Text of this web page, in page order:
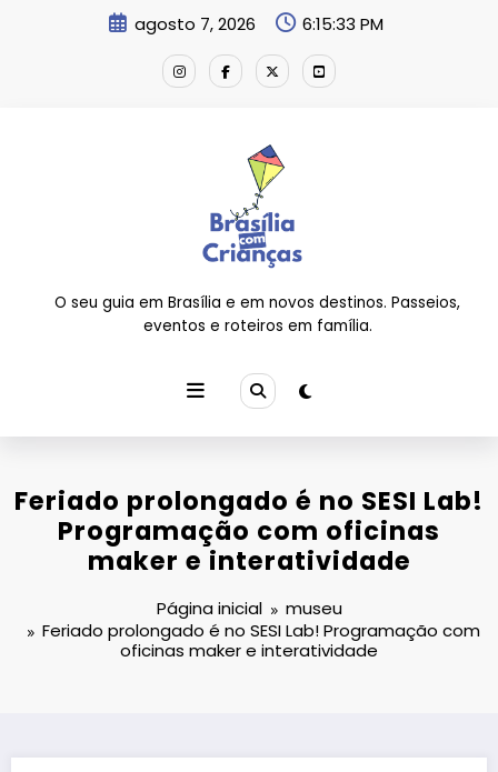
agosto 7, 2026 6:15:33 PM
O seu guia em Brasília e em novos destinos. Passeios,
eventos e roteiros em família.
Feriado prolongado é no SESI Lab!
Programação com oficinas
maker e interatividade
Página inicial
museu
Feriado prolongado é no SESI Lab! Programação com
oficinas maker e interatividade